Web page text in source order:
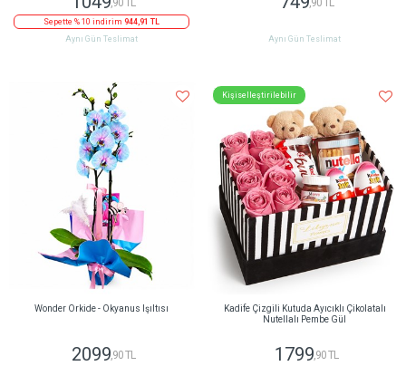
,90 TL
Sepette % 10 indirim 944,91 TL
Aynı Gün Teslimat
,90 TL
Aynı Gün Teslimat
Wonder Orkide - Okyanus Işıltısı
2099 ,90 TL
Kişiselleştirilebilir
Kadife Çizgili Kutuda Ayıcıklı Çikolatalı
Nutellalı Pembe Gül
1799 ,90 TL